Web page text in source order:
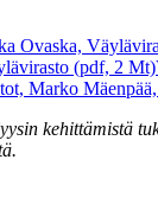
Ovaska,
(pdf, 2 Mt)
Marko
kehittämistä